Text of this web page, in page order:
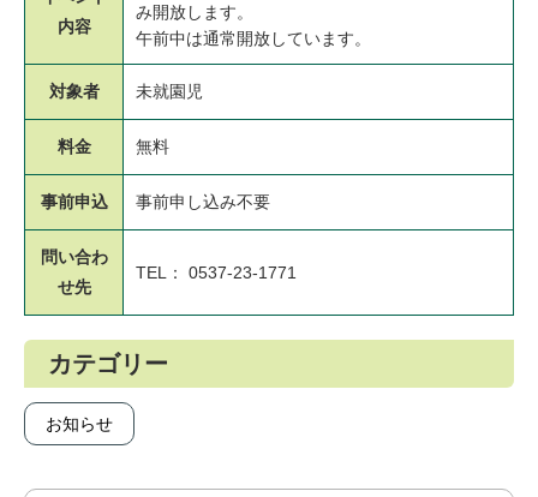
内容
み開放します。
午前中は通常開放しています。
対象者 未就園児
料金 無料
事前申込 事前申し込み不要
問い合わ
せ先
TEL： 0537-23-1771
カテゴリー
お知らせ